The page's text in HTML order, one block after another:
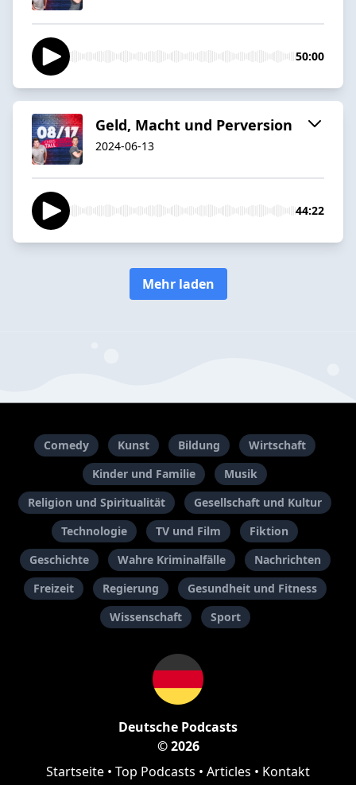
50:00
Geld, Macht und Perversion
2024-06-13
44:22
Mehr laden
Comedy Kunst Bildung
Wirtschaft
Kinder und Familie
Musik
Religion und Spiritualität
Gesellschaft und Kultur
Technologie
TV und Film
Fiktion
Geschichte
Wahre Kriminalfälle
Nachrichten
Freizeit
Regierung
Gesundheit und Fitness
Wissenschaft
Sport
Deutsche Podcasts
© 2026
Startseite • Top Podcasts • Articles • Kontakt